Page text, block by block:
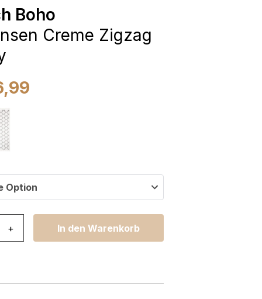
Boho
Creme Zigzag
Option
+ In den Warenkorb